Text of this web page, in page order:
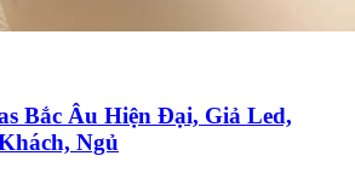
Bắc Âu Hiện Đại, Giả Led,
Ngủ